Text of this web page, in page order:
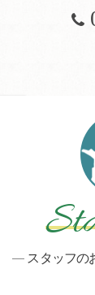
スタッフの